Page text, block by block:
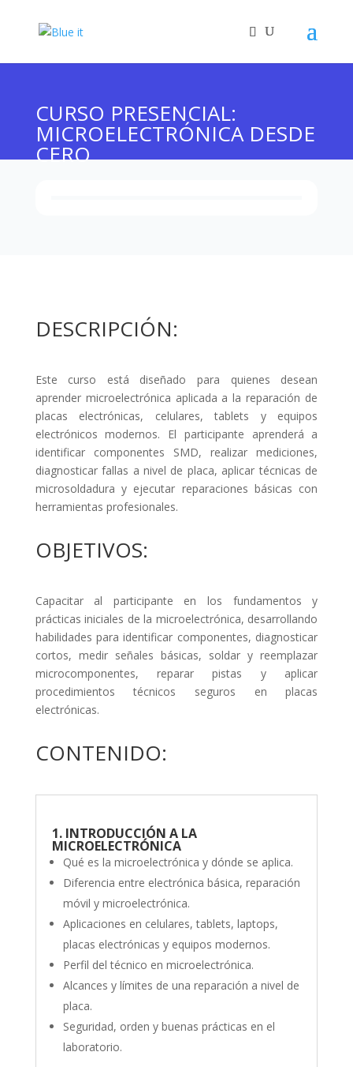
CURSO PRESENCIAL:
MICROELECTRÓNICA DESDE
CERO
DESCRIPCIÓN:
Este curso está diseñado para quienes desean
aprender microelectrónica aplicada a la reparación de
placas electrónicas, celulares, tablets y equipos
electrónicos modernos. El participante aprenderá a
identificar componentes SMD, realizar mediciones,
diagnosticar fallas a nivel de placa, aplicar técnicas de
microsoldadura y ejecutar reparaciones básicas con
herramientas profesionales.
OBJETIVOS:
Capacitar al participante en los fundamentos y
prácticas iniciales de la microelectrónica, desarrollando
habilidades para identificar componentes, diagnosticar
cortos, medir señales básicas, soldar y reemplazar
microcomponentes, reparar pistas y aplicar
procedimientos técnicos seguros en placas
electrónicas.
CONTENIDO:
1. INTRODUCCIÓN A LA
MICROELECTRÓNICA
Qué es la microelectrónica y dónde se aplica.
Diferencia entre electrónica básica, reparación
móvil y microelectrónica.
Aplicaciones en celulares, tablets, laptops,
placas electrónicas y equipos modernos.
Perfil del técnico en microelectrónica.
Alcances y límites de una reparación a nivel de
placa.
Seguridad, orden y buenas prácticas en el
laboratorio.